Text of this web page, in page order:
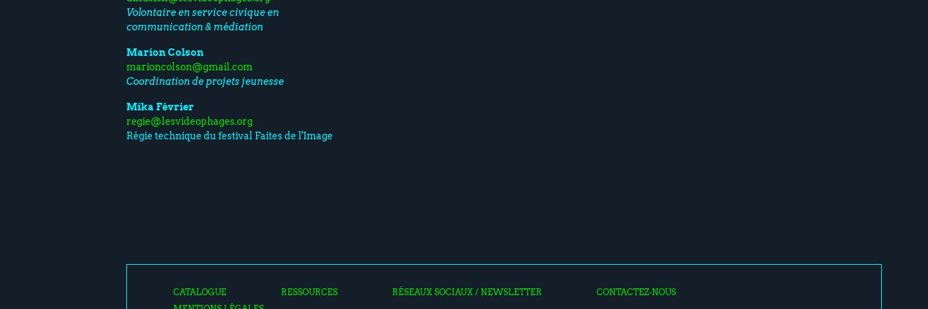
Volontaire en service civique en
communication & médiation
Marion Colson
marioncolson@gmail.com
Coordination de projets jeunesse
Mika Février
regie@lesvideophages.org
Régie technique du festival Faites de l'Image
CATALOGUE RESSOURCES RÉSEAUX SOCIAUX / NEWSLETTER
CONTACTEZ-NOUS